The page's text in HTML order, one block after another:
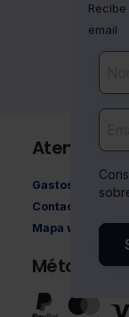
email
Atención
Gastos de envío
Contacto
Mapa web
Métodos